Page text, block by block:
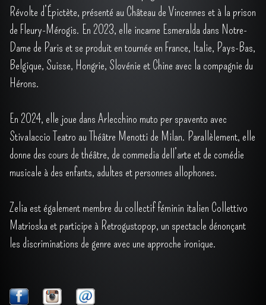
Révolte d’Épictète, présenté au Château de Vincennes et à la prison
de Fleury-Mérogis. En 2023, elle incarne Esmeralda dans Notre-
Dame de Paris et se produit en tournée en France, Italie, Pays-Bas,
Belgique, Suisse, Hongrie, Slovénie et Chine avec la compagnie du
Hérons.
En 2024, elle joue dans Arlecchino muto per spavento avec
Stivalaccio Teatro au Théâtre Menotti de Milan. Parallèlement, elle
donne des cours de théâtre, de commedia dell’arte et de comédie
musicale à des enfants, adultes et personnes allophones.
Zelia est également membre du collectif féminin italien Collettivo
Matrioska et participe à Retrogustopop, un spectacle dénonçant
les discriminations de genre avec une approche ironique.